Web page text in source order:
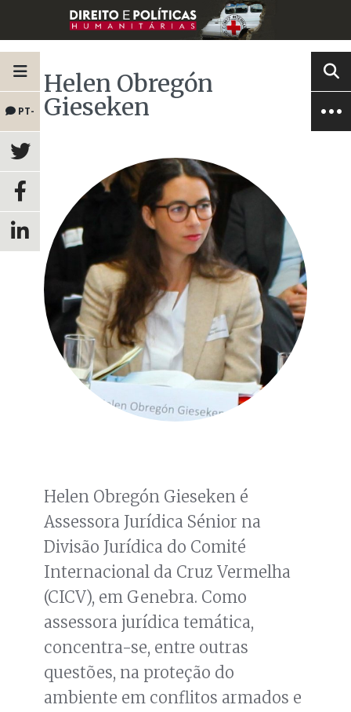
PT-
BR
Helen Obregón
Gieseken
Helen Obregón Gieseken é
Assessora Jurídica Sénior na
Divisão Jurídica do Comité
Internacional da Cruz Vermelha
(CICV), em Genebra. Como
assessora jurídica temática,
concentra-se, entre outras
questões, na proteção do
ambiente em conflitos armados e